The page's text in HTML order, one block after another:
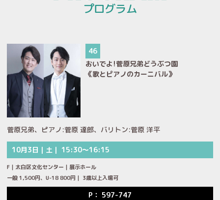
プログラム
46
おいでよ!菅原兄弟どうぶつ園
《歌とピアノのカーニバル》
菅原兄弟、ピアノ:菅原 達郎、バリトン:菅原 洋平
10月3日｜土｜ 15:30～16:15
F｜太白区文化センター｜展示ホール
一般 1,500円、U-18 800円｜ 3歳以上入場可
P： 597-747